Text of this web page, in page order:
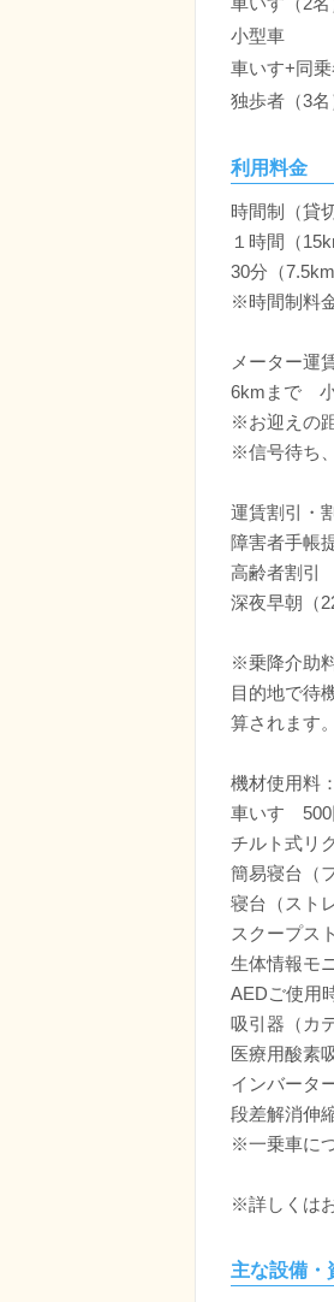
小型車
車いす+同乗
独歩者（3名
利用料金
時間制（貸
１時間（
30分（
※時間制料
メーター運
6kmまで
※お迎えの
※信号待ち
運賃割引・
障害者手帳
高齢者割引
深夜早朝（
※乗降介助
目的地で待
算されます。
機材使用料：
車いす 500
チルト式リ
簡易寝台（
寝台（スト
スクープス
生体情報モ
AEDご使用
吸引器（カ
医療用酸素
インバータ
段差解消伸
※一乗車に
※詳しくは
主な設備・